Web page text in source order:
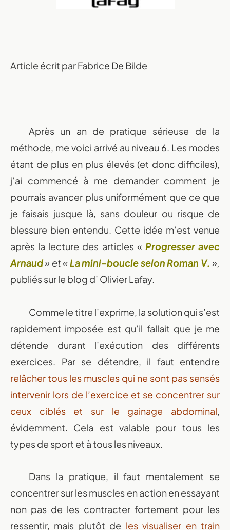
Article écrit par Fabrice De Bilde
Après un an de pratique sérieuse de la
méthode, me voici arrivé au niveau 6. Les modes
étant de plus en plus élevés (et donc difficiles),
j’ai commencé à me demander comment je
pourrais avancer plus uniformément que ce que
je faisais jusque là, sans douleur ou risque de
blessure bien entendu. Cette idée m’est venue
après la lecture des articles « Progresser avec
Arnaud» et «La mini-boucle selon Roman V. »,
publiés sur le blog d’ Olivier Lafay.
Comme le titre l’exprime, la solution qui s’est
rapidement imposée est qu’il fallait que je me
détende durant l’exécution des différents
exercices. Par se détendre, il faut entendre
relâcher tous les muscles qui ne sont pas sensés
intervenir lors de l’exercice et se concentrer sur
ceux ciblés et sur le gainage abdominal
évidemment. Cela est valable pour tous les
types de sport et à tous les niveaux.
Dans la pratique, il faut mentalement se
concentrer sur les muscles en action en essayant
non pas de les contracter fortement pour les
ressentir, mais plutôt de les visualiser en train